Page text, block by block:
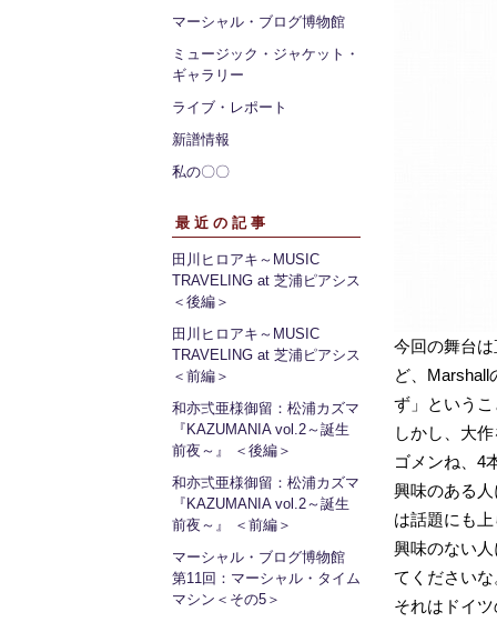
マーシャル・ブログ博物館
ミュージック・ジャケット・
ギャラリー
ライブ・レポート
新譜情報
私の〇〇
最近の記事
田川ヒロアキ～MUSIC
TRAVELING at 芝浦ピアシス
＜後編＞
田川ヒロアキ～MUSIC
TRAVELING at 芝浦ピアシス
＜前編＞
和亦弍亜様御留：松浦カズマ
『KAZUMANIA vol.2～誕生
前夜～』 ＜後編＞
和亦弍亜様御留：松浦カズマ
『KAZUMANIA vol.2～誕生
前夜～』 ＜前編＞
マーシャル・ブログ博物館
第11回：マーシャル・タイム
マシン＜その5＞
今回の舞台
ど、Marshall
ず」という
しかし、大
ゴメンね、4
興味のある
は話題にも
興味のない
てくださいな
それはドイ